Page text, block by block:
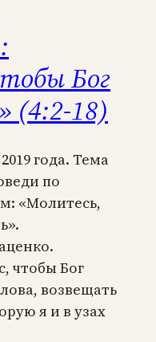
Бог
(4:2-18)
года. Тема
по
«Молитесь,
чтобы Бог
возвещать
я и в узах